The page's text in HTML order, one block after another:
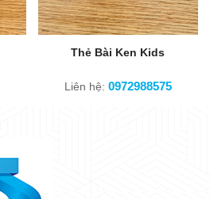
Thẻ Bài Ken Kids
Liên hệ: 0972988575